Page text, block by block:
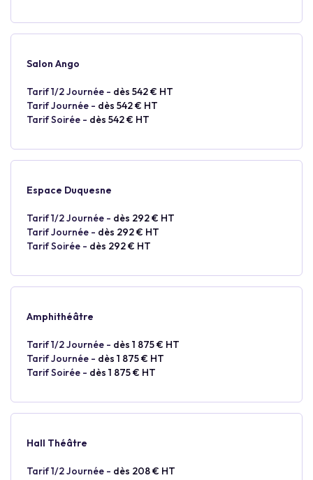
Salon Ango
Tarif 1/2 Journée - dès 542 € HT
Tarif Journée - dès 542 € HT
Tarif Soirée - dès 542 € HT
Espace Duquesne
Tarif 1/2 Journée - dès 292 € HT
Tarif Journée - dès 292 € HT
Tarif Soirée - dès 292 € HT
Amphithéâtre
Tarif 1/2 Journée - dès 1 875 € HT
Tarif Journée - dès 1 875 € HT
Tarif Soirée - dès 1 875 € HT
Hall Théâtre
Tarif 1/2 Journée - dès 208 € HT